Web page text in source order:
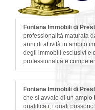
Fontana Immobili di
professionalità maturata
anni di attività in ambito
degli immobili esclusivi e
professionalità e
Fontana Immobili di
che si avvale di un ampio
qualificati, i quali